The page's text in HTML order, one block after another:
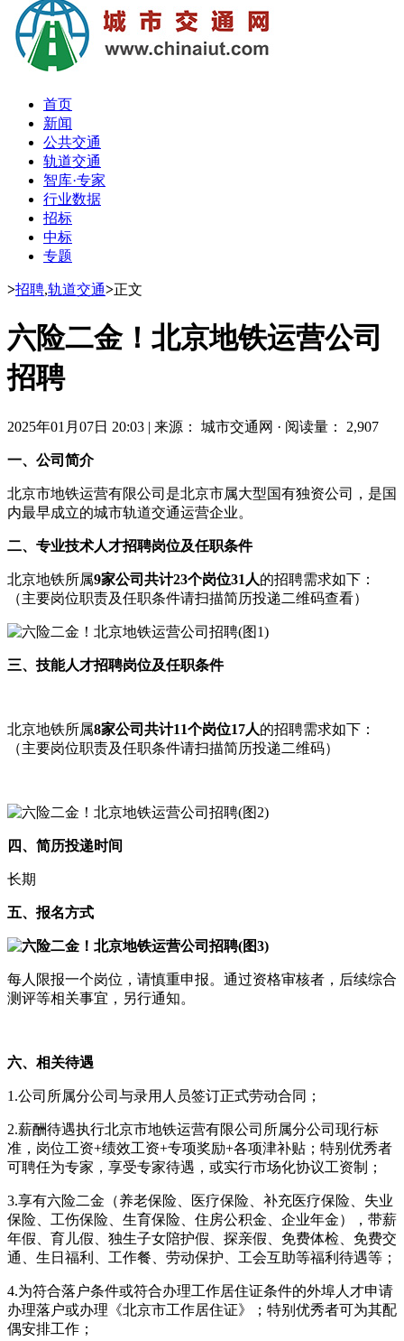
首页
新闻
公共交通
轨道交通
智库·专家
行业数据
招标
中标
专题
>招聘,轨道交通>正文
六险二金！北京地铁运营公司
招聘
2025年01月07日 20:03 | 来源： 城市交通网 · 阅读量： 2,907
一、公司简介
北京市地铁运营有限公司是北京市属大型国有独资公司，是国
内最早成立的城市轨道交通运营企业。
二、专业技术人才招聘岗位及任职条件
北京地铁所属9家公司共计23个岗位31人的招聘需求如下：
（主要岗位职责及任职条件请扫描简历投递二维码查看）
三、技能人才招聘岗位及任职条件
北京地铁所属8家公司共计11个岗位17人的招聘需求如下：
（主要岗位职责及任职条件请扫描简历投递二维码）
四、简历投递时间
长期
五、报名方式
每人限报一个岗位，请慎重申报。通过资格审核者，后续综合
测评等相关事宜，另行通知。
六、相关待遇
1.公司所属分公司与录用人员签订正式劳动合同；
2.薪酬待遇执行北京市地铁运营有限公司所属分公司现行标
准，岗位工资+绩效工资+专项奖励+各项津补贴；特别优秀者
可聘任为专家，享受专家待遇，或实行市场化协议工资制；
3.享有六险二金（养老保险、医疗保险、补充医疗保险、失业
保险、工伤保险、生育保险、住房公积金、企业年金），带薪
年假、育儿假、独生子女陪护假、探亲假、免费体检、免费交
通、生日福利、工作餐、劳动保护、工会互助等福利待遇等；
4.为符合落户条件或符合办理工作居住证条件的外埠人才申请
办理落户或办理《北京市工作居住证》；特别优秀者可为其配
偶安排工作；